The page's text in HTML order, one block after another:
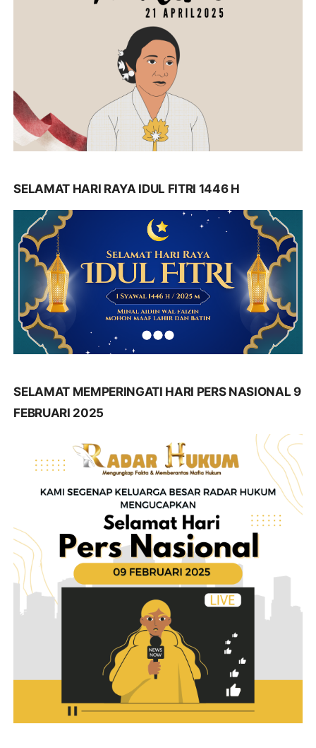
SELAMAT HARI RAYA IDUL FITRI 1446 H
SELAMAT MEMPERINGATI HARI PERS NASIONAL 9
FEBRUARI 2025